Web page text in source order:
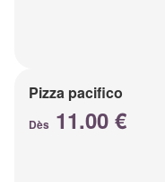
Pizza pacifico
Dès 11.00 €